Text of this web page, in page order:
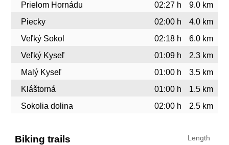
Prielom Hornádu
02:27 h
9.0 km
Piecky
02:00 h
4.0 km
Veľký Sokol
02:18 h
6.0 km
Veľký Kyseľ
01:09 h
2.3 km
Malý Kyseľ
01:00 h
3.5 km
Kláštorná
01:00 h
1.5 km
Sokolia dolina
02:00 h 2.5 km
Biking trails Length